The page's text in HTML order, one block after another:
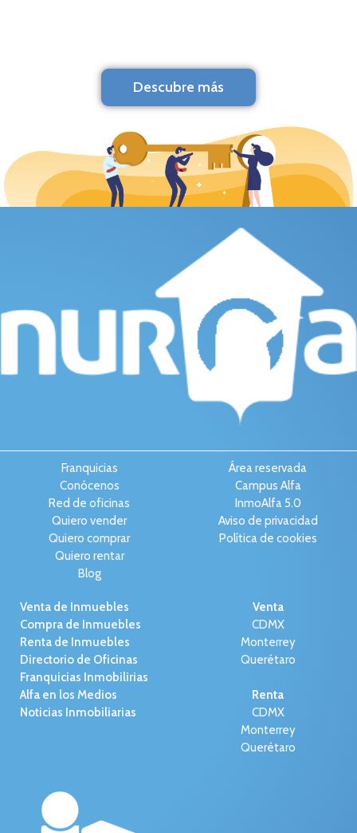
Descubre más
Franquicias
Conócenos
Red de oficinas
Quiero vender
Quiero comprar
Quiero rentar
Blog
Área reservada
Campus Alfa
InmoAlfa 5.0
Aviso de privacidad
Política de cookies
Venta de Inmuebles
Compra de Inmuebles
Renta de Inmuebles
Directorio de Oficinas
Franquicias Inmobilirias
Alfa en los Medios
Noticias Inmobiliarias
Venta
CDMX
Monterrey
Querétaro
Renta
CDMX
Monterrey
Querétaro